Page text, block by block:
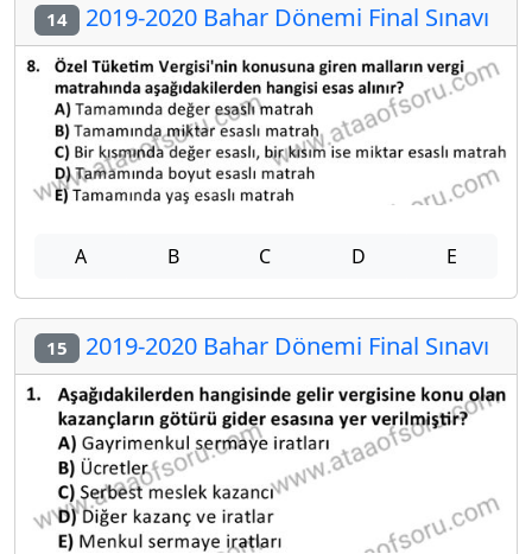
14 2019-2020 Bahar Dönemi Final Sınavı
A B C D E
15 2019-2020 Bahar Dönemi Final Sınavı